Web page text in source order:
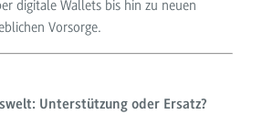
digitale Wallets bis hin zu neuen
Vorsorge.
Unterstützung oder Ersatz?